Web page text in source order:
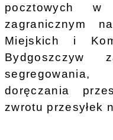
pocztowych
zagranicznym
Miejskich i
Bydgoszczyw
doręczania
zwrotu przesyłek